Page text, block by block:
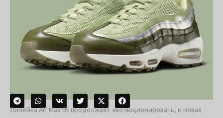
Линейка Air Max 95 продолжает эволюционировать, и новая